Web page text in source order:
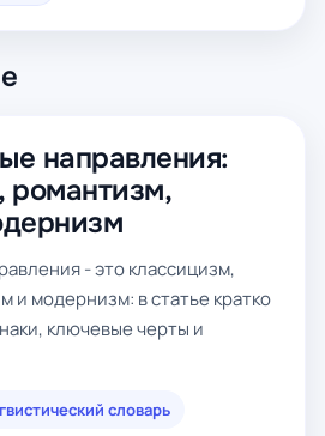
направления:
романтизм,
- это классицизм,
и модернизм: в статье кратко
ключевые черты и
словарь